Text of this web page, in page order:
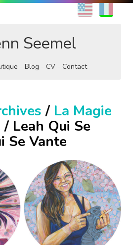
EN
Seemel
Blog CV Contact
/ La Magie
/ Leah Qui Se
Se Vante